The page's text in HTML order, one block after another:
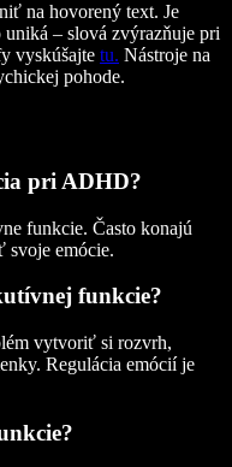
na hovorený text. Je
– slová zvýrazňuje pri
vyskúšajte tu. Nástroje na
pohode.
pri ADHD?
funkcie. Často konajú
svoje emócie.
funkcie?
vytvoriť si rozvrh,
Regulácia emócií je